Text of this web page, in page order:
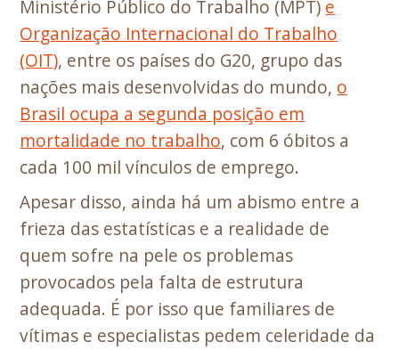
Ministério Público do Trabalho (MPT) e
Organização Internacional do Trabalho
(OIT), entre os países do G20, grupo das
nações mais desenvolvidas do mundo, o
Brasil ocupa a segunda posição em
mortalidade no trabalho, com 6 óbitos a
cada 100 mil vínculos de emprego.
Apesar disso, ainda há um abismo entre a
frieza das estatísticas e a realidade de
quem sofre na pele os problemas
provocados pela falta de estrutura
adequada. É por isso que familiares de
vítimas e especialistas pedem celeridade da